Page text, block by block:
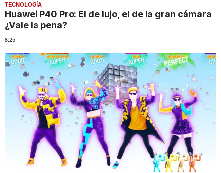
TECNOLOGÍA
Huawei P40 Pro: El de lujo, el de la gran cámara
¿Vale la pena?
8:25